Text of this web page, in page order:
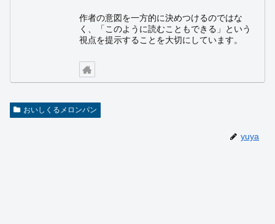
作者の意図を一方的に決めつけるのではな
く、「このように読むこともできる」という
視点を提示することを大切にしています。
おいしくるメロンパン
yuya